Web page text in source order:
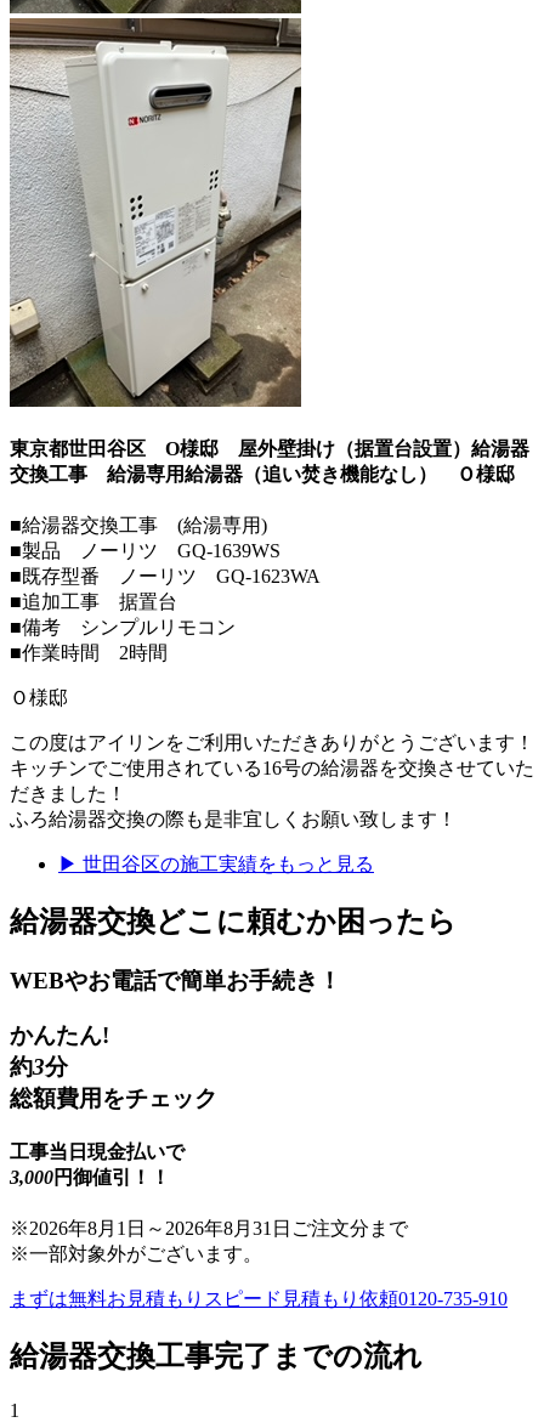
東京都世田谷区 O様邸 屋外壁掛け（据置台設置）給湯器
交換工事 給湯専用給湯器（追い焚き機能なし）
Ｏ様邸
■給湯器交換工事 (給湯専用)
■製品 ノーリツ GQ-1639WS
■既存型番 ノーリツ GQ-1623WA
■追加工事 据置台
■備考 シンプルリモコン
■作業時間 2時間
Ｏ様邸
この度はアイリンをご利用いただきありがとうございます！
キッチンでご使用されている16号の給湯器を交換させていた
だきました！
ふろ給湯器交換の際も是非宜しくお願い致します！
▶ 世田谷区の施工実績をもっと見る
給湯器交換どこに頼むか困ったら
WEBやお電話で簡単お手続き！
かんたん!
約3分
総額費用をチェック
工事当日現金払いで
3,000円御値引！！
※2026年8月1日 ～2026年8月31日 ご注文分まで
※一部対象外がございます。
まずは無料お見積もり スピード見積もり依頼0120-735-910
給湯器交換工事完了までの流れ
1